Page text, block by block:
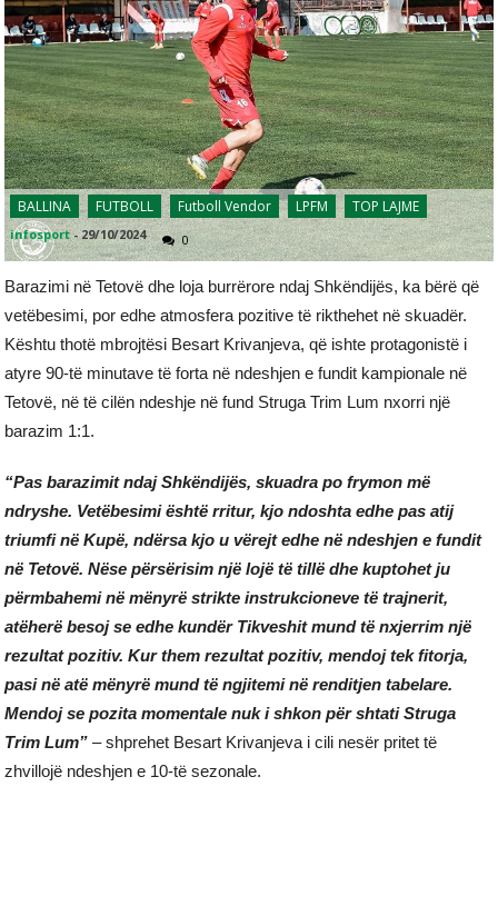
BALLINA FUTBOLL Futboll Vendor LPFM TOP LAJME
infosport -29/10/2024 0
Barazimi në Tetovë dhe loja burrërore ndaj Shkëndijës, ka bërë që
vetëbesimi, por edhe atmosfera pozitive të rikthehet në skuadër.
Kështu thotë mbrojtësi Besart Krivanjeva, që ishte protagonistë i
atyre 90-të minutave të forta në ndeshjen e fundit kampionale në
Tetovë, në të cilën ndeshje në fund Struga Trim Lum nxorri një
barazim 1:1.
“Pas barazimit ndaj Shkëndijës, skuadra po frymon më
ndryshe. Vetëbesimi është rritur, kjo ndoshta edhe pas atij
triumfi në Kupë, ndërsa kjo u vërejt edhe në ndeshjen e fundit
në Tetovë. Nëse përsërisim një lojë të tillë dhe kuptohet ju
përmbahemi në mënyrë strikte instrukcioneve të trajnerit,
atëherë besoj se edhe kundër Tikveshit mund të nxjerrim një
rezultat pozitiv. Kur them rezultat pozitiv, mendoj tek fitorja,
pasi në atë mënyrë mund të ngjitemi në renditjen tabelare.
Mendoj se pozita momentale nuk i shkon për shtati Struga
Trim Lum” – shprehet Besart Krivanjeva i cili nesër pritet të
zhvillojë ndeshjen e 10-të sezonale.